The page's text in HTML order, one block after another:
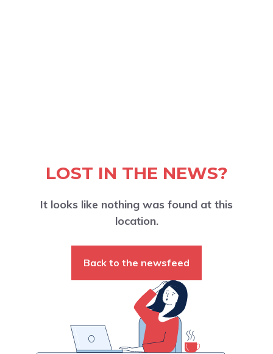
LOST IN THE NEWS?
It looks like nothing was found at this
location.
Back to the newsfeed